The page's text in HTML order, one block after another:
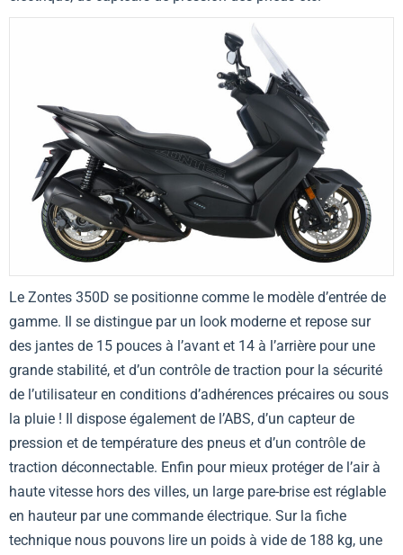
Le Zontes 350D se positionne comme le modèle d’entrée de
gamme. Il se distingue par un look moderne et repose sur
des jantes de 15 pouces à l’avant et 14 à l’arrière pour une
grande stabilité, et d’un contrôle de traction pour la sécurité
de l’utilisateur en conditions d’adhérences précaires ou sous
la pluie ! Il dispose également de l’ABS, d’un capteur de
pression et de température des pneus et d’un contrôle de
traction déconnectable. Enfin pour mieux protéger de l’air à
haute vitesse hors des villes, un large pare-brise est réglable
en hauteur par une commande électrique. Sur la fiche
technique nous pouvons lire un poids à vide de 188 kg, une